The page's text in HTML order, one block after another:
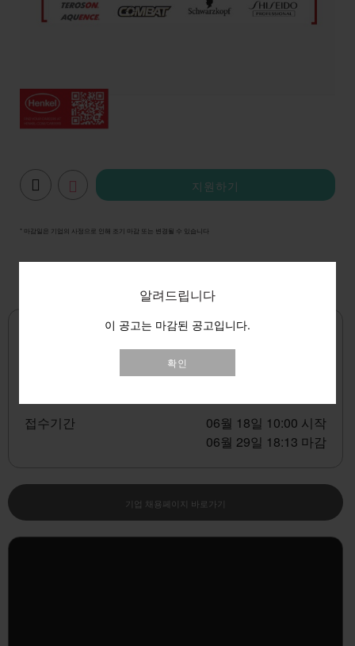
알려드립니다
이 공고는 마감된 공고입니다.
확인
지원하기
* 마감일은 기업의 사정으로 인해 조기 마감 또는 변경될 수 있습니다
D - 0
접수기간
06월 18일 10:00 시작
06월 29일 18:13 마감
기업 채용페이지 바로가기